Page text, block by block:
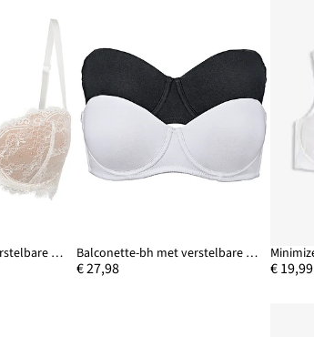
Balconette-bh met verstelbare bandjes Balconette-bh met verstelbare bandjes (set van 2)
€ 27,98 € 19,99